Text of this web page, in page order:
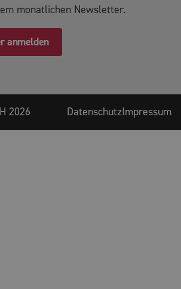
monatlichen Newsletter.
anmelden
2026 DatenschutzImpressum